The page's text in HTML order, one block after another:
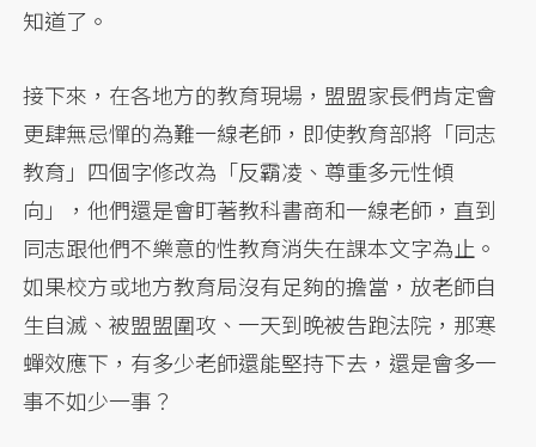
知道了。
接下來，在各地方的教育現場，盟盟家長們肯定會
更肆無忌憚的為難一線老師，即使教育部將「同志
教育」四個字修改為「反霸凌、尊重多元性傾
向」，他們還是會盯著教科書商和一線老師，直到
同志跟他們不樂意的性教育消失在課本文字為止。
如果校方或地方教育局沒有足夠的擔當，放老師自
生自滅、被盟盟圍攻、一天到晚被告跑法院，那寒
蟬效應下，有多少老師還能堅持下去，還是會多一
事不如少一事？